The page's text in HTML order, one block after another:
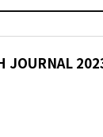
JOURNAL